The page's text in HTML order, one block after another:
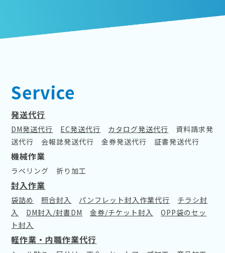
Service
発送代行
DM発送代行 EC発送代行 カタログ発送代行
資料請求発
送代行
会報誌発送代行 金券発送代行 証書発送代行
機械作業
ラベリング 折り加工
封入作業
袋詰め 照合封入 パンフレット封入作業代行
チラシ封
入
DM封入/封書DM 金券/チケット封入
OPP袋のセッ
ト封入
軽作業・内職作業代行